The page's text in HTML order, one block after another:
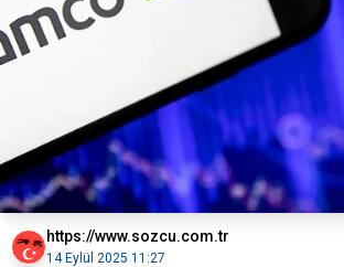
https://www.sozcu.com.tr
14 Eylül 2025 11:27